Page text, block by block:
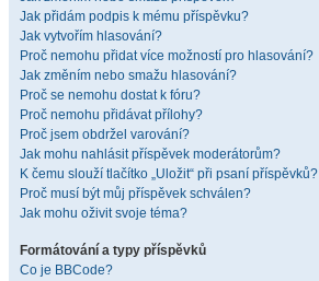
Jak přidám podpis k mému příspěvku?
Jak vytvořím hlasování?
Proč nemohu přidat více možností pro hlasování?
Jak změním nebo smažu hlasování?
Proč se nemohu dostat k fóru?
Proč nemohu přidávat přílohy?
Proč jsem obdržel varování?
Jak mohu nahlásit příspěvek moderátorům?
K čemu slouží tlačítko „Uložit“ při psaní příspěvků?
Proč musí být můj příspěvek schválen?
Jak mohu oživit svoje téma?
Formátování a typy příspěvků
Co je BBCode?